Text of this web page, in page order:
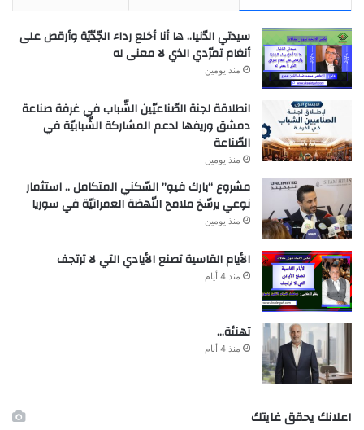
سيدتي الدّنيا.. ها أنا أخلع رداء الجّدّيّة وأرقص على
أنغام تمرّدي الذي لا معنى له
منذ يومين
انطلاقة لجنة الصّناعيّين الشّباب في غرفة صناعة
دمشق وريفها لدعم المشاركة الشّبابيّة في
الصّناعة
منذ يومين
مشروع “بارك فيو” السّكني المتكامل .. استثمار
نوعي يرسّخ ملامح النّهضة العمرانيّة في سوريا
منذ يومين
الأيام القاسية تصنع الأيادي التي لا ترتجف
منذ 4 أيام
تهنئة…
منذ 4 أيام
اعلانك يحقق غايتك